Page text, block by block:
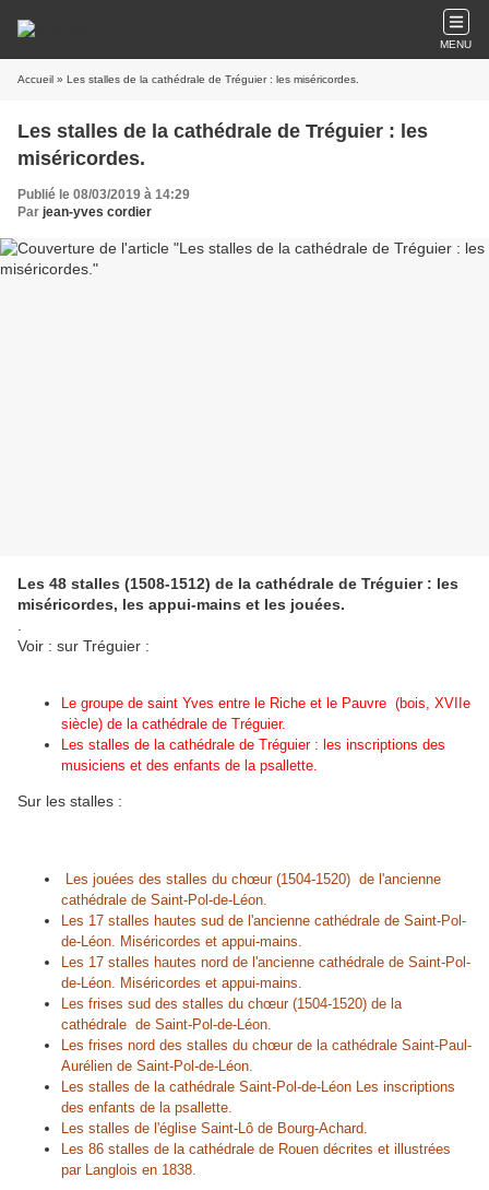
MENU
Accueil » Les stalles de la cathédrale de Tréguier : les miséricordes.
Les stalles de la cathédrale de Tréguier : les
miséricordes.
Publié le 08/03/2019 à 14:29
Par jean-yves cordier
Les 48 stalles (1508-1512) de la cathédrale de Tréguier : les
miséricordes, les appui-mains et les jouées.
Voir : sur Tréguier :
Le groupe de saint Yves entre le Riche et le Pauvre (bois, XVIIe
siècle) de la cathédrale de Tréguier.
Les stalles de la cathédrale de Tréguier : les inscriptions des
musiciens et des enfants de la psallette.
Sur les stalles :
Les jouées des stalles du chœur (1504-1520) de l'ancienne
cathédrale de Saint-Pol-de-Léon.
Les 17 stalles hautes sud de l'ancienne cathédrale de Saint-Pol-
de-Léon. Miséricordes et appui-mains.
Les 17 stalles hautes nord de l'ancienne cathédrale de Saint-Pol-
de-Léon. Miséricordes et appui-mains.
Les frises sud des stalles du chœur (1504-1520) de la
cathédrale de Saint-Pol-de-Léon.
Les frises nord des stalles du chœur de la cathédrale Saint-Paul-
Aurélien de Saint-Pol-de-Léon.
Les stalles de la cathédrale Saint-Pol-de-Léon Les inscriptions
des enfants de la psallette.
Les stalles de l'église Saint-Lô de Bourg-Achard.
Les 86 stalles de la cathédrale de Rouen décrites et illustrées
par Langlois en 1838.